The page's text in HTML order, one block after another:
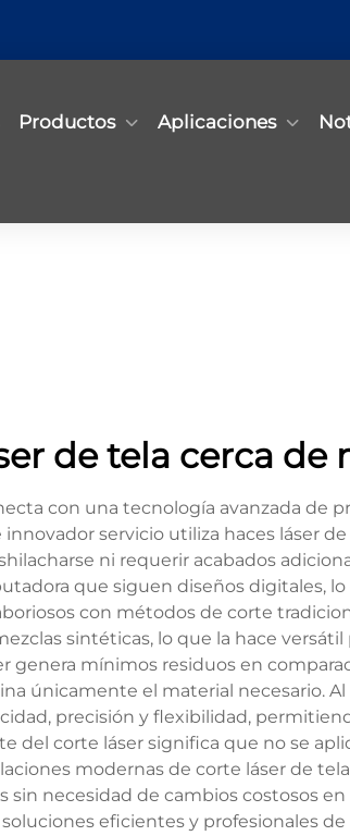
Productos Aplicaciones
de tela cerca de
con una tecnología avanzada de
servicio utiliza haces láser
ni requerir acabados
que siguen diseños digitales,
con métodos de corte
sintéticas, lo que la hace
genera mínimos residuos en
únicamente el material necesario.
precisión y flexibilidad,
del corte láser significa que no se
modernas de corte láser de
necesidad de cambios costosos
eficientes y profesionales